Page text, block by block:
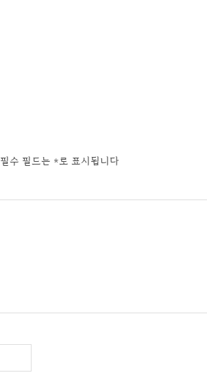
필수 필드는 *로 표시됩니다